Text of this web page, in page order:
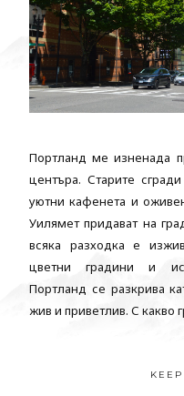
Портланд ме изненада
центъра. Старите
уютни кафенета и
Уилямет придават на
всяка разходка е
цветни градини и
Портланд се разкрива
жив и приветлив. С какво